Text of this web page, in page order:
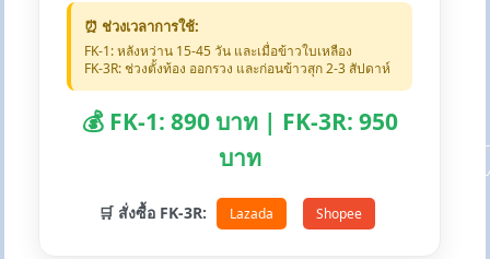
⏰ ช่วงเวลาการใช้:
FK-1: หลังหว่าน 15-45 วัน และเมื่อข้าวใบเหลือง
FK-3R: ช่วงตั้งท้อง ออกรวง และก่อนข้าวสุก 2-3 สัปดาห์
💰 FK-1: 890 บาท | FK-3R: 950
บาท
🛒 สั่งซื้อ FK-3R: Lazada Shopee